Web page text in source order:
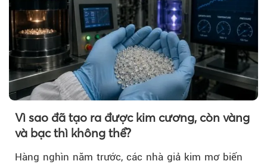
Vì sao đã tạo ra được kim cương, còn vàng
và bạc thì không thể?
Hàng nghìn năm trước, các nhà giả kim mơ biến